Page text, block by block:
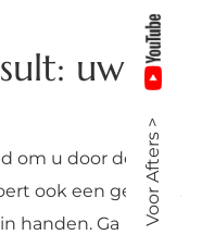
uw
om u door de
ook een gesprek
handen. Ga
Voor Afters >